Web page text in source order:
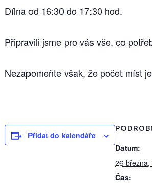
Dílna od 16:30 do 17:30 hod.
Připravili jsme pro vás vše, co
Nezapomeňte však, že počet míst
Přidat do kalendáře
Datum:
26 března,
Čas: